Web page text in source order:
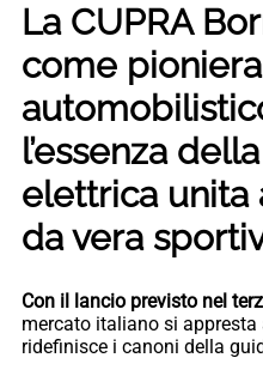
La CUPRA
come
l’essenza
elettrica unita
da vera
Con il lancio previsto nel
mercato italiano si
ridefinisce i canoni della